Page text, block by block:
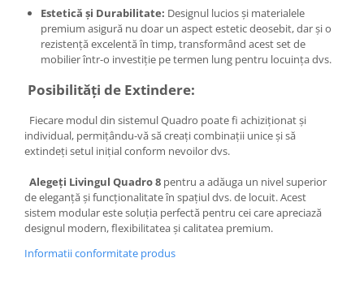
Estetică și Durabilitate: Designul lucios și materialele
premium asigură nu doar un aspect estetic deosebit, dar și o
rezistență excelentă în timp, transformând acest set de
mobilier într-o investiție pe termen lung pentru locuința dvs.
Posibilități de Extindere:
Fiecare modul din sistemul Quadro poate fi achiziționat și
individual, permițându-vă să creați combinații unice și să
extindeți setul inițial conform nevoilor dvs.
Alegeți Livingul Quadro 8 pentru a adăuga un nivel superior
de eleganță și funcționalitate în spațiul dvs. de locuit. Acest
sistem modular este soluția perfectă pentru cei care apreciază
designul modern, flexibilitatea și calitatea premium.
Informatii conformitate produs